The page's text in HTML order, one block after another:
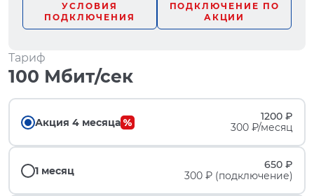
УСЛОВИЯ
ПОДКЛЮЧЕНИЯ
ПОДКЛЮЧЕНИЕ ПО
АКЦИИ
Тариф
100 Мбит/сек
Акция 4 месяца
1200 ₽
300 ₽/месяц
1 месяц
650 ₽
300 ₽ (подключение)